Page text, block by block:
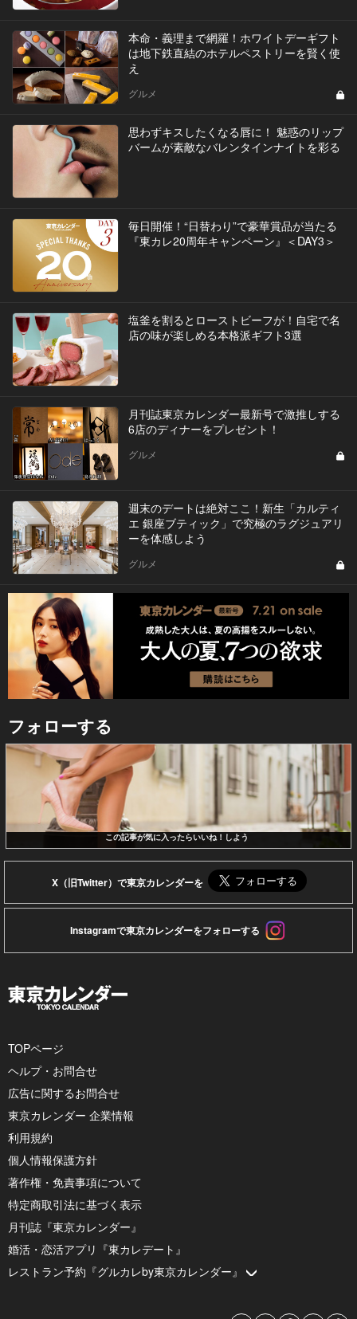
本命・義理まで網羅！ホワイトデーギフト
は地下鉄直結のホテルペストリーを賢く使
え
グルメ
思わずキスしたくなる唇に！ 魅惑のリップ
バームが素敵なバレンタインナイトを彩る
毎日開催！“日替わり”で豪華賞品が当たる
『東カレ20周年キャンペーン』＜DAY3＞
塩釜を割るとローストビーフが！自宅で名
店の味が楽しめる本格派ギフト3選
月刊誌東京カレンダー最新号で激推しする
6店のディナーをプレゼント！
グルメ
週末のデートは絶対ここ！新生「カルティ
エ 銀座ブティック」で究極のラグジュアリ
ーを体感しよう
グルメ
フォローする
この記事が気に入ったらいいね！しよう
X（旧Twitter）で東京カレンダーを
Instagramで東京カレンダーをフォローする
TOPページ
ヘルプ・お問合せ
広告に関するお問合せ
東京カレンダー 企業情報
利用規約
個人情報保護方針
著作権・免責事項について
特定商取引法に基づく表示
月刊誌『東京カレンダー』
婚活・恋活アプリ『東カレデート』
レストラン予約『グルカレby東京カレンダー』